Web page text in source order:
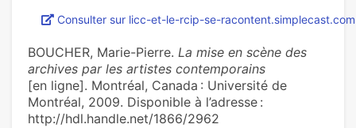
Consulter sur licc-et-le-rcip-se-racontent.simplecast.com
BOUCHER, Marie-Pierre. La mise en scène des
archives par les artistes contemporains
[en ligne]. Montréal, Canada : Université de
Montréal, 2009. Disponible à l’adresse :
http://hdl.handle.net/1866/2962